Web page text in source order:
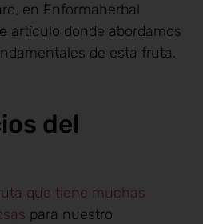
en Enformaherbal
artículo donde abordamos
de esta fruta.
del
que tiene muchas
para nuestro